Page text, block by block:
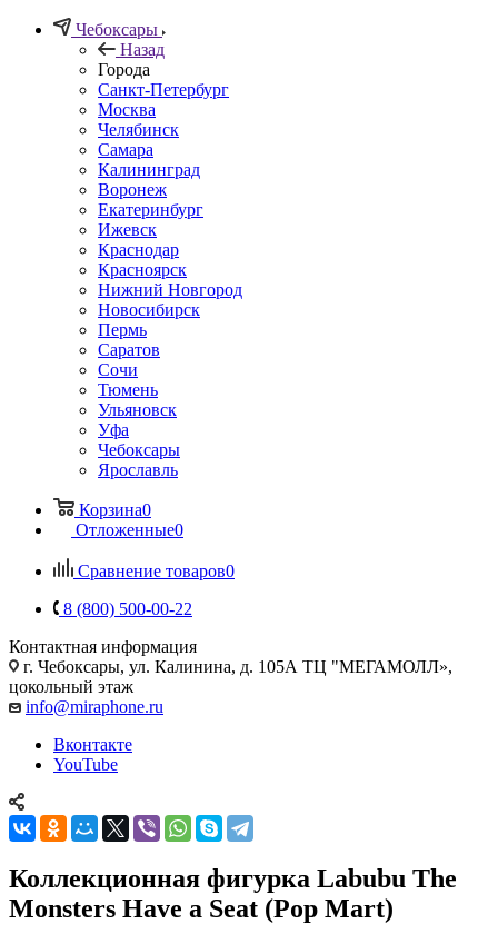
Чебоксары
Назад
Города
Санкт-Петербург
Москва
Челябинск
Самара
Калининград
Воронеж
Екатеринбург
Ижевск
Краснодар
Красноярск
Нижний Новгород
Новосибирск
Пермь
Саратов
Сочи
Тюмень
Ульяновск
Уфа
Чебоксары
Ярославль
Корзина0
Отложенные0
Сравнение товаров0
8 (800) 500-00-22
Контактная информация
г. Чебоксары, ул. Калинина, д. 105А ТЦ "МЕГАМОЛЛ»,
цокольный этаж
info@miraphone.ru
Вконтакте
YouTube
Коллекционная фигурка Labubu The
Monsters Have a Seat (Pop Mart)